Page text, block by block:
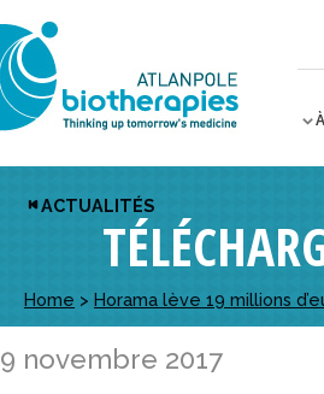
ACTUALITÉS
Home > Horama lève 19 millions
9 novembre 2017